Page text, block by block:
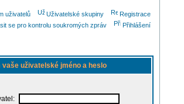
uživatelů Uživatelské skupiny
Registrace
se pro kontrolu soukromých zpráv Přihlášení
vaše uživatelské jméno a heslo